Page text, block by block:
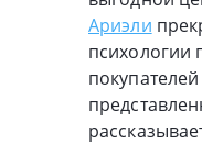
Ариэли
психологии